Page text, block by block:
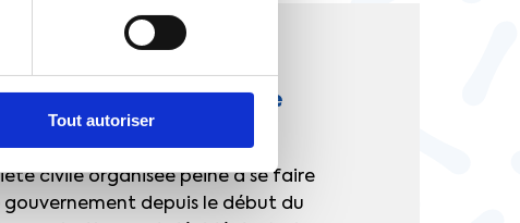
Tout autoriser
défendent un pacte
social
civile organisée peine à se faire
depuis le début du